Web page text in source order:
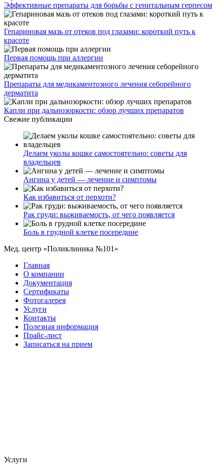
Эффективные препараты для борьбы с генитальным герпесом
Гепариновая мазь от отеков под глазами: короткий путь к
красоте
Первая помощь при аллергии
Препараты для медикаментозного лечения себорейного
дерматита
Капли при дальнозоркости: обзор лучших препаратов
Свежие публикации
Делаем уколы кошке самостоятельно: советы для
владельцев
Ангина у детей — лечение и симптомы
Как избавиться от перхоти?
Рак груди: выживаемость, от чего появляется
Боль в грудной клетке посередине
Мед. центр «Поликлиника №101»
Главная
О компании
Документация
Сертификаты
Фотогалерея
Услуги
Контакты
Полезная информация
Прайс-лист
Записаться на прием
Услуги